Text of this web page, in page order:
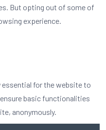
But opting out of some of
experience.
essential for the website to
basic functionalities
anonymously.